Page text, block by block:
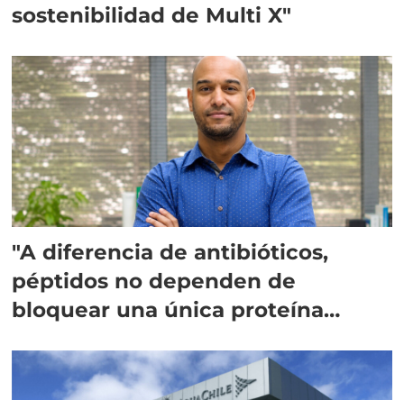
sostenibilidad de Multi X"
"A diferencia de antibióticos,
péptidos no dependen de
bloquear una única proteína